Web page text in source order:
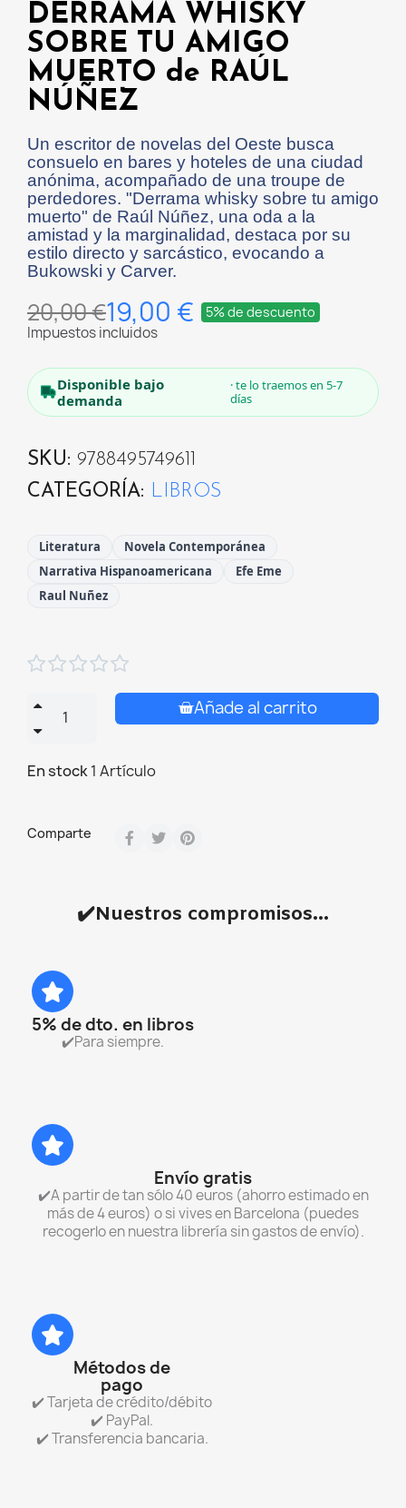
DERRAMA WHISKY
SOBRE TU AMIGO
MUERTO de RAÚL
NÚÑEZ
Un escritor de novelas del Oeste busca
consuelo en bares y hoteles de una ciudad
anónima, acompañado de una troupe de
perdedores. "Derrama whisky sobre tu amigo
muerto" de Raúl Núñez, una oda a la
amistad y la marginalidad, destaca por su
estilo directo y sarcástico, evocando a
Bukowski y Carver.
20,00 €19,00 € 5% de descuento
Impuestos incluidos
Disponible bajo
demanda
· te lo traemos en 5-7
días
SKU
9788495749611
CATEGORÍA
LIBROS
Literatura
Novela Contemporánea
Narrativa Hispanoamericana
Efe Eme
Raul Nuñez

Añade al carrito
En stock1 Artículo
Comparte
✔️Nuestros compromisos...
5% de dto. en libros
✔️Para siempre.
Envío gratis
✔️A partir de tan sólo 40 euros (ahorro estimado en
más de 4 euros) o si vives en Barcelona (puedes
recogerlo en nuestra librería sin gastos de envío).
Métodos de
pago
✔️ Tarjeta de crédito/débito
✔️ PayPal.
✔️ Transferencia bancaria.